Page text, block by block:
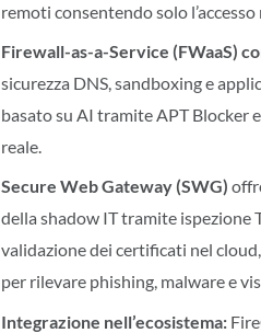
remoti consentendo solo l’accesso
Firewall-as-a-Service (FWaaS)
sicurezza DNS, sandboxing e
basato su AI tramite APT Blocker
reale.
Secure Web Gateway (SWG)
della shadow IT tramite ispezione
validazione dei certificati nel
per rilevare phishing, malware e
Integrazione nell’ecosistema: